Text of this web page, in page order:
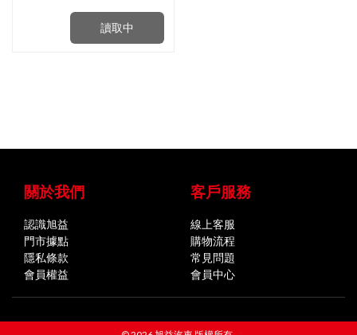
讀取中
關於我們
認識旭益
門市據點
隱私條款
會員權益
客戶服務
線上客服
購物流程
常見問題
會員中心